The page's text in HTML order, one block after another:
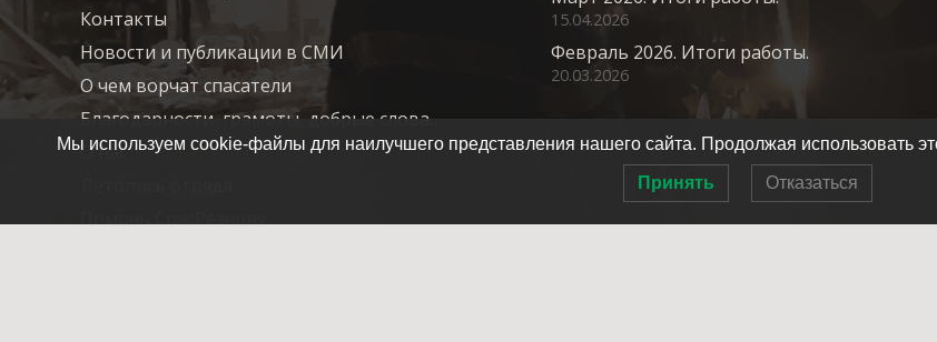
Контакты
Новости и публикации в СМИ
О чем ворчат спасатели
Благодарности, грамоты, добрые слова…
О нас
Помочь СпасРезерву
15.04.2026
Февраль 2026. Итоги работы.
20.03.2026
Мы используем cookie-файлы для наилучшего представления нашего сайта. Продолжая использовать
Принять Отказаться